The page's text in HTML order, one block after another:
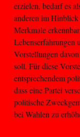
erzielen, bedarf es
anderen im
Merkmale
Lebenserfahrungen
Vorstellungen
soll. Für diese
entsprechendem
dass eine Partei
politische
bei Wahlen zu